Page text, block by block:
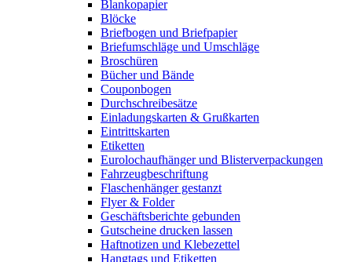
Blankopapier
Blöcke
Briefbogen und Briefpapier
Briefumschläge und Umschläge
Broschüren
Bücher und Bände
Couponbogen
Durchschreibesätze
Einladungskarten & Grußkarten
Eintrittskarten
Etiketten
Eurolochaufhänger und Blisterverpackungen
Fahrzeugbeschriftung
Flaschenhänger gestanzt
Flyer & Folder
Geschäftsberichte gebunden
Gutscheine drucken lassen
Haftnotizen und Klebezettel
Hangtags und Etiketten